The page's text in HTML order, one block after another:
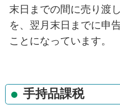
末日までの間に売り渡
を、翌月末日までに申
ことになっています。
手持品課税